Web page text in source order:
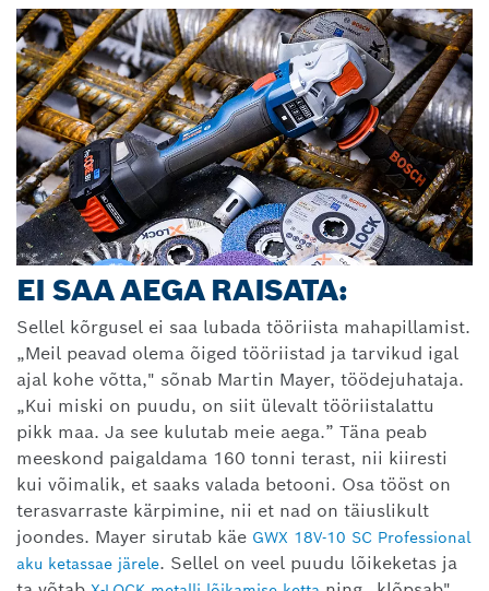
EI SAA AEGA RAISATA:
Sellel kõrgusel ei saa lubada tööriista mahapillamist.
„Meil peavad olema õiged tööriistad ja tarvikud igal
ajal kohe võtta," sõnab Martin Mayer, töödejuhataja.
„Kui miski on puudu, on siit ülevalt tööriistalattu
pikk maa. Ja see kulutab meie aega.” Täna peab
meeskond paigaldama 160 tonni terast, nii kiiresti
kui võimalik, et saaks valada betooni. Osa tööst on
terasvarraste kärpimine, nii et nad on täiuslikult
joondes. Mayer sirutab käe GWX 18V-10 SC Professional
aku ketassae järele. Sellel on veel puudu lõikeketas ja